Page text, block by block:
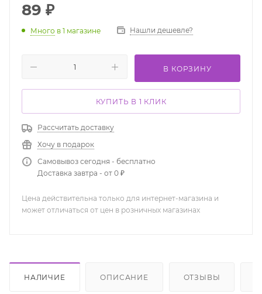
89 ₽
Много в 1 магазине Нашли дешевле?
В КОРЗИНУ
КУПИТЬ В 1 КЛИК
Рассчитать доставку
Хочу в подарок
Самовывоз сегодня - бесплатно
Доставка завтра - от 0 ₽
Цена действительна только для интернет-магазина и
может отличаться от цен в розничных магазинах
НАЛИЧИЕ ОПИСАНИЕ ОТЗЫВЫ